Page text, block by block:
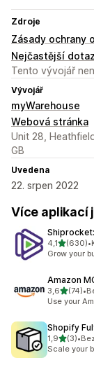
Zdroje
Zásady ochrany
Nejčastější
Tento vývojář
Vývojář
myWarehouse
Webová stránka
Unit 28,
GB
Uvedena
22. srpen 2022
Více aplikací
4,1z 5 hvězd
(630)
Celkový •
Grow your
Amazon
3,6z 5 hvězd
(74)
Celkový •
Use your
Shopify
1,9z 5 hvězd
(3)
Celkový•
Scale your